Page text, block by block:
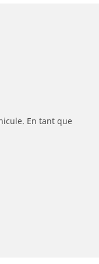
En tant que